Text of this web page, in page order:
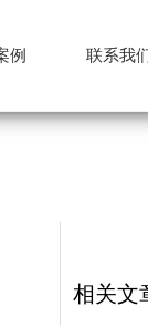
例 联系我
相关文